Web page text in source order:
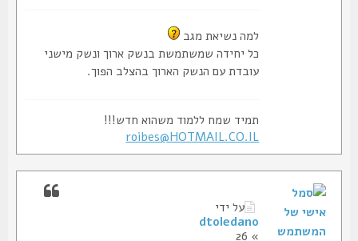
למה נשיאת מגב
כל יחידה שמשתמשת בנשק ארוך ונשק מישני
עובדת עם הנשק הארוך בהצלב הפוך.
תמיד שמח ללמוד משהוא חדש!!!
roibes@HOTMAIL.CO.IL
על ידי
dtoledano